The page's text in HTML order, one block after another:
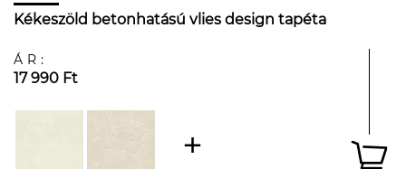
Kékeszöld betonhatású vlies design tapéta
ÁR:
17 990 Ft